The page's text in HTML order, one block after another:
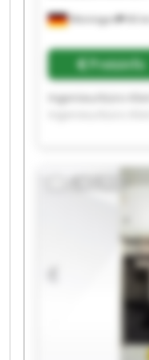
Meiningen 66
Preisinfo
Ingenieurbüro
Ingenieurbüro
Ingenieurbüro
Ingenieurbüro
Ingenieurbüro
Ingenieurbüro
Ingenieurbüro
Ingenieurbüro
Ingenieurbüro
Ingenieurbüro
Ingenieurbüro